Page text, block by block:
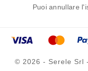
Puoi annullare
© 2026 - Serele Srl